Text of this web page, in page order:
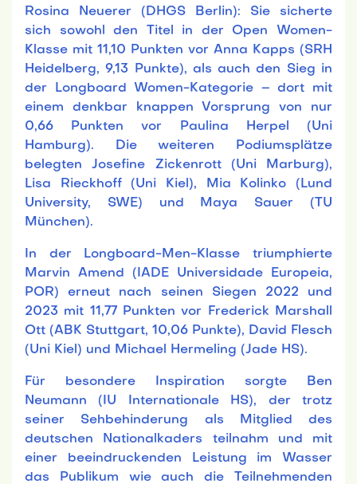
Rosina Neuerer (DHGS Berlin): Sie sicherte
sich sowohl den Titel in der Open Women-
Klasse mit 11,10 Punkten vor Anna Kapps (SRH
Heidelberg, 9,13 Punkte), als auch den Sieg in
der Longboard Women-Kategorie – dort mit
einem denkbar knappen Vorsprung von nur
0,66 Punkten vor Paulina Herpel (Uni
Hamburg). Die weiteren Podiumsplätze
belegten Josefine Zickenrott (Uni Marburg),
Lisa Rieckhoff (Uni Kiel), Mia Kolinko (Lund
University, SWE) und Maya Sauer (TU
München).
In der Longboard-Men-Klasse triumphierte
Marvin Amend (IADE Universidade Europeia,
POR) erneut nach seinen Siegen 2022 und
2023 mit 11,77 Punkten vor Frederick Marshall
Ott (ABK Stuttgart, 10,06 Punkte), David Flesch
(Uni Kiel) und Michael Hermeling (Jade HS).
Für besondere Inspiration sorgte Ben
Neumann (IU Internationale HS), der trotz
seiner Sehbehinderung als Mitglied des
deutschen Nationalkaders teilnahm und mit
einer beeindruckenden Leistung im Wasser
das Publikum wie auch die Teilnehmenden